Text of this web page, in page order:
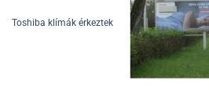
Toshiba klímák érkeztek